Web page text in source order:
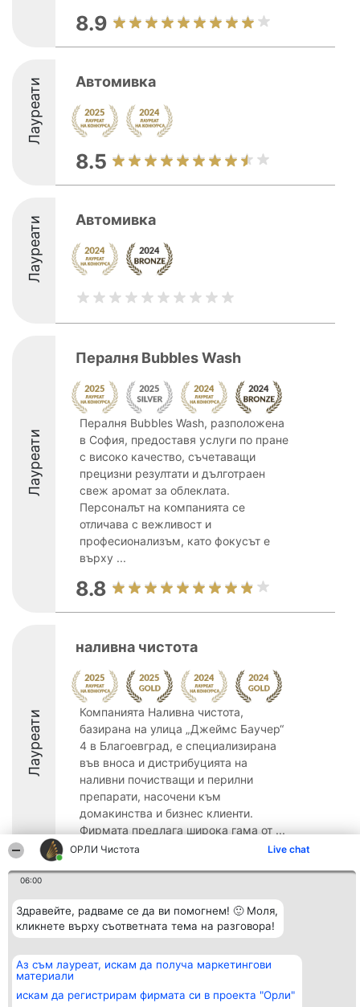
ОРЛИ Чистота Live chat
06:00
Здравейте, радваме се да ви помогнем! 🙂 Моля,
кликнете върху съответната тема на разговора!
Аз съм лауреат, искам да получа маркетингови
материали
искам да регистрирам фирмата си в проекта "Орли"
8.9
Лауреати Автомивка
8.5
Лауреати Автомивка
Лауреати
Пералня Bubbles Wash
Пералня Bubbles Wash, разположена
в София, предоставя услуги по пране
с високо качество, съчетаващи
прецизни резултати и дълготраен
свеж аромат за облеклата.
Персоналът на компанията се
отличава с вежливост и
професионализъм, като фокусът е
върху ...
8.8
Лауреати
наливна чистота
Компанията Наливна чистота,
базирана на улица „Джеймс Баучер“
4 в Благоевград, е специализирана
във вноса и дистрибуцията на
наливни почистващи и перилни
препарати, насочени към
домакинства и бизнес клиенти.
Фирмата предлага широка гама от ...
9.3
Организатор на
класиране
Beautiful Company S.R.L.
Sus Nr. 2, Bl. A30, Sc. A, Et.
4, Ap. 13
CUI 36737675
Класация
Победители
Списък на
победители
Политика за
Контакти
Контакти